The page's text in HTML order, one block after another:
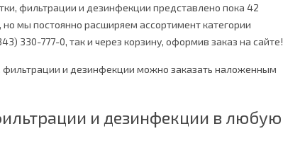
фильтрации и дезинфекции представлено пока 42
мы постоянно расширяем ассортимент категории
330-777-0, так и через корзину, оформив заказ на сайте!
фильтрации и дезинфекции можно заказать наложенным
и дезинфекции в любую